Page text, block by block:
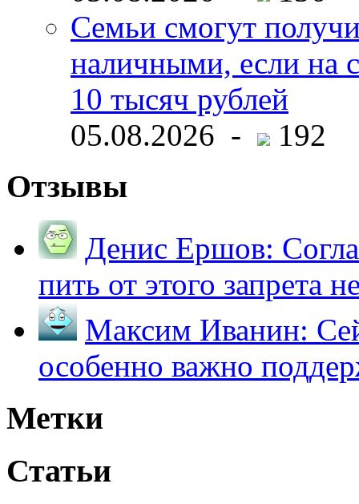
Семьи смогут
наличными, если на
10 тысяч рублей
05.08.2026 -
192
Отзывы
Денис Ершов:
пить от этого запрета
Максим Иванин:
особенно важно
Метки
Статьи